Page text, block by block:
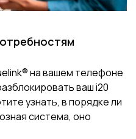
на вашем телефоне
ваш i20
узнать, в порядке ли
система, оно